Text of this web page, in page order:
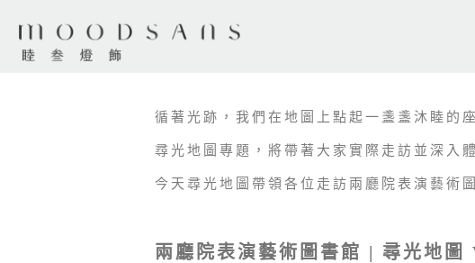
循著光跡，我們在地圖上點起一盞盞沐睦的
尋光地圖專題，將帶著大家實際走訪並深入
今天尋光地圖帶領各位走訪兩廳院表演藝術
兩廳院表演藝術圖書館 | 尋光地圖